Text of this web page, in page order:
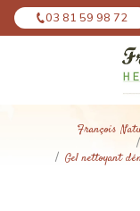
03 81 59 98 72
François
Gel nettoyant
Panneau de gestion